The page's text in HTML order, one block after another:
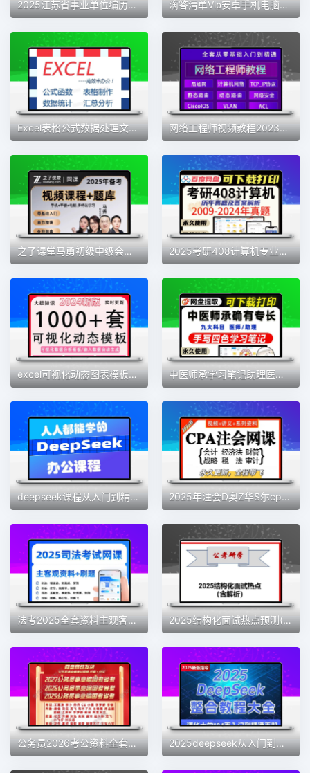
2025江苏省事业单位编历年真题电子版综合知识和能力素质公基笔记 滴答清单Vlρ安卓手机电脑高级版待办事项日程管理应用番茄钟专注
Excel表格公式数据处理文档制作 网络工程师视频教程2023全套零基础自学计算机运维技术教学课程
之了课堂马勇初级中级会计2025注会网络课程题库网课职称考试课件 2025考研408计算机专业基础综合历年真题及详细答案解析电子版PDF
excel可视化动态图表模板销售财务会计人事工作计划数据分析表格 中医师承学习笔记助理医师执业医师考试PDF电子版 手写笔记设计
deepseek课程从入门到精通教程办公副业资料合集 2025年注会D奥Z华S尔cpa会计网课注册会计师视频讲义电子资料题库
法考2025全套资料主观客观内部网络课程电子教材讲义 +APP 刷题 2025结构化面试热点预测(包括315晚会、deepseek、提振消费等)
公务员2026考公资料全套网课国考省考事业单位2025网课行测5000题 2025deepseek从入门到精通深度求索文档教程ai指令提示词整合大全